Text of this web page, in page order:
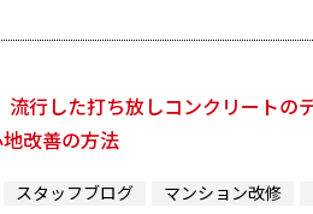
流行した打ち放しコンクリート
改善の方法
スタッフブログ マンション改修